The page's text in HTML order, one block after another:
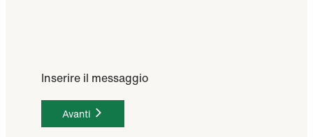
Inserire il messaggio
Avanti